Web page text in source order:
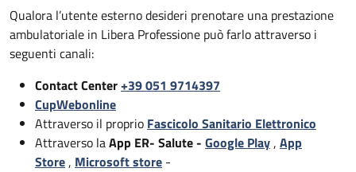
Qualora l’utente esterno desideri prenotare una prestazione
ambulatoriale in Libera Professione può farlo attraverso i
seguenti canali:
Contact Center+39 051 9714397
CupWebonline
Attraverso il proprio Fascicolo Sanitario Elettronico
Attraverso laApp ER- Salute - Google Play, App
Store, Microsoft store -